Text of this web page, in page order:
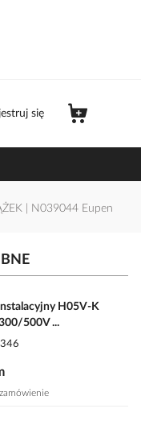
się
| N039044 Eupen
H05V-K
500V ...